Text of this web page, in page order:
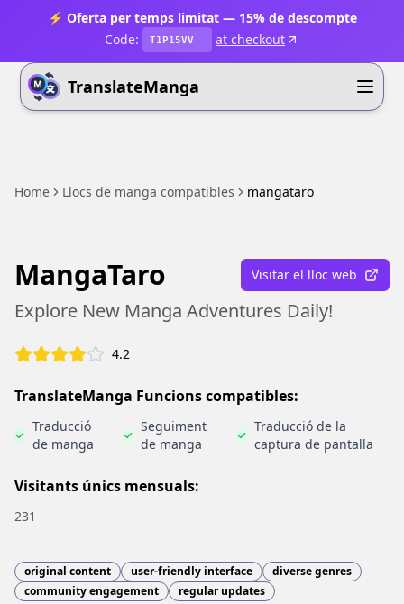
⚡ Oferta per temps limitat — 15% de descompte
Code:
T1P15VV at checkout
TranslateManga
Home Llocs de manga compatibles mangataro
MangaTaro Visitar el lloc web
Explore New Manga Adventures Daily!
4.2
TranslateManga Funcions compatibles:
Traducció
de manga
Seguiment
de manga
Traducció de la
captura de pantalla
Visitants únics mensuals:
231
original content user-friendly interface
diverse genres
community engagement
regular updates